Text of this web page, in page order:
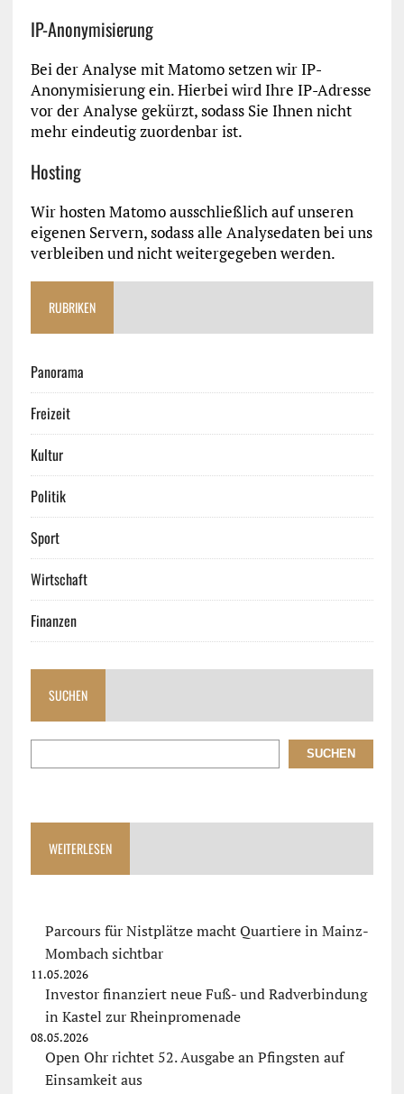
IP-Anonymisierung
Bei der Analyse mit Matomo setzen wir IP-
Anonymisierung ein. Hierbei wird Ihre IP-Adresse
vor der Analyse gekürzt, sodass Sie Ihnen nicht
mehr eindeutig zuordenbar ist.
Hosting
Wir hosten Matomo ausschließlich auf unseren
eigenen Servern, sodass alle Analysedaten bei uns
verbleiben und nicht weitergegeben werden.
RUBRIKEN
Panorama
Freizeit
Kultur
Politik
Sport
Wirtschaft
Finanzen
SUCHEN
SUCHEN
WEITERLESEN
Parcours für Nistplätze macht Quartiere in Mainz-
Mombach sichtbar
11.05.2026
Investor finanziert neue Fuß- und Radverbindung
in Kastel zur Rheinpromenade
08.05.2026
Open Ohr richtet 52. Ausgabe an Pfingsten auf
Einsamkeit aus